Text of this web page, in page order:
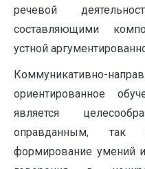
речевой
составляющими
устной
Коммуникативно-
ориентированное
является
оправданным, так
формирование умений